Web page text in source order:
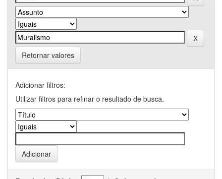
Retornar valores
Adicionar filtros:
Utilizar filtros para refinar o resultado de busca.